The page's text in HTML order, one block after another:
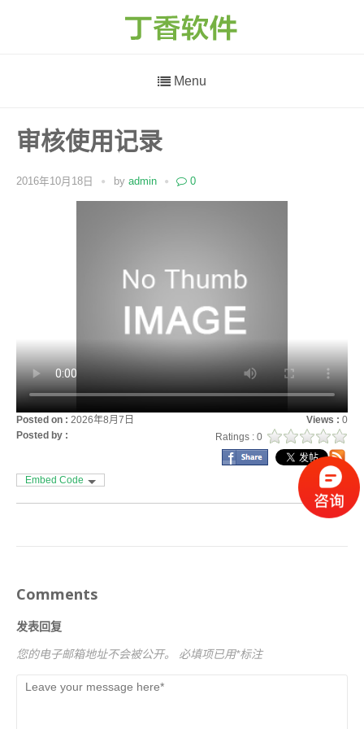
Menu
审核使用记录
2016年10月18日 by admin 0
Posted on : 2026年8月7日 Views : 0
Posted by :
Ratings : 0
Embed Code
Comments
发表回复
您的电子邮箱地址不会被公开。 必填项已用*标注